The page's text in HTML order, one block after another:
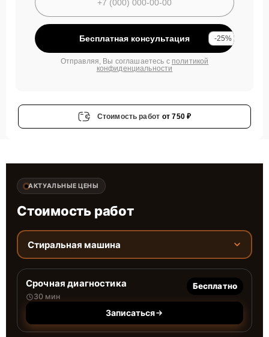
Бесплатная консультация -25%
Отправляя, Вы соглашаетесь с политикой
конфиденциальности
Стоимость работ от 750 ₽
АКТУАЛЬНЫЕ ЦЕНЫ
Стоимость работ
Стиральная машина
Срочная диагностика
30 мин
Бесплатно
Записаться